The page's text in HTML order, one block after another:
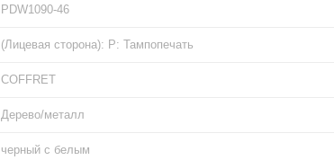
PDW1090-46
(Лицевая сторона): Р: Тампопечать
COFFRET
Дерево/металл
черный с белым